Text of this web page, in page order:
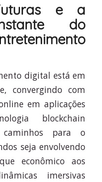
e a
do
digital está em
convergindo com
em aplicações
blockchain
para o
seja envolvendo
econômico aos
imersivas